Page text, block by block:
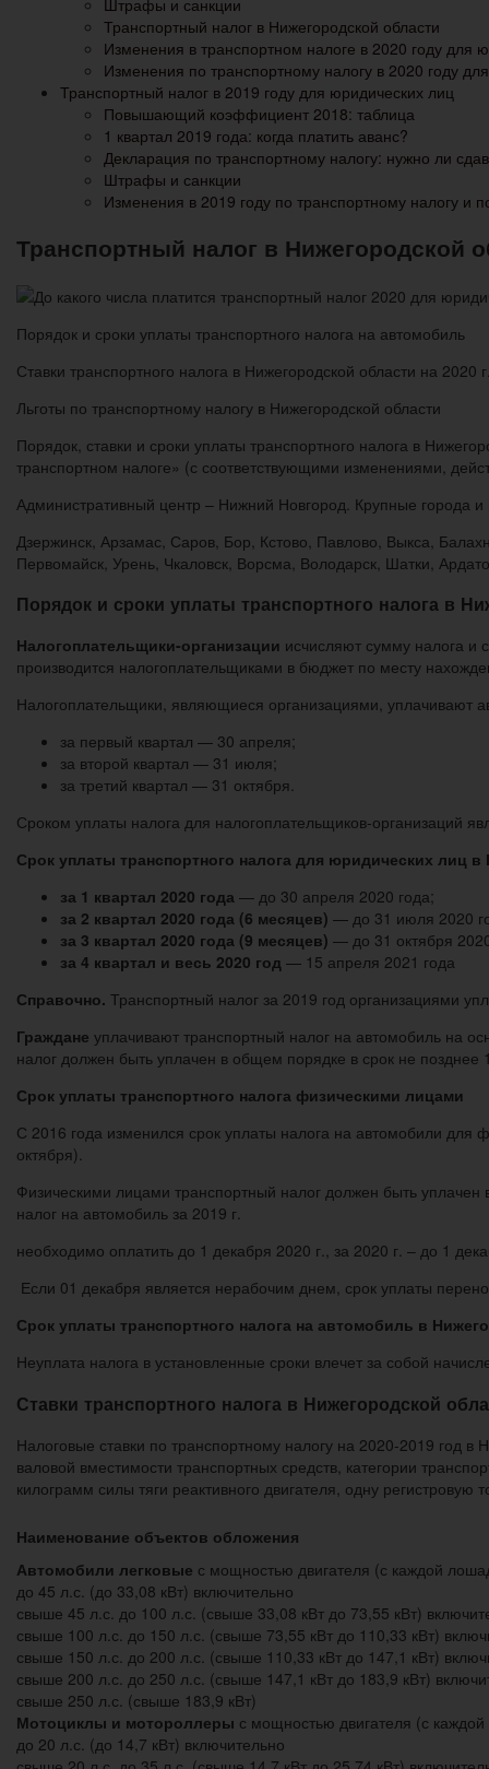
Транспортный налог в Нижегородской области
Изменения в транспортном налоге в 2020 году для
Изменения по транспортному налогу в 2020 году
Транспортный налог в 2019 году для юридических лиц
Повышающий коэффициент 2018: таблица
1 квартал 2019 года: когда платить аванс?
Декларация по транспортному налогу: нужно ли
Штрафы и санкции
Изменения в 2019 году по транспортному налогу и
Транспортный налог в Нижегородской
Порядок и сроки уплаты транспортного налога на автомобиль
Ставки транспортного налога в Нижегородской области на 2020
Льготы по транспортному налогу в Нижегородской области
Порядок, ставки и сроки уплаты транспортного налога в
транспортном налоге» (с соответствующими изменениями,
Административный центр – Нижний Новгород. Крупные города
Дзержинск, Арзамас, Саров, Бор, Кстово, Павлово, Выкса,
Первомайск, Урень, Чкаловск, Ворсма, Володарск, Шатки,
Порядок и сроки уплаты транспортного налога в
Налогоплательщики-организации исчисляют сумму налога и
производится налогоплательщиками в бюджет по месту
Налогоплательщики, являющиеся организациями, уплачивают
за первый квартал — 30 апреля;
за второй квартал — 31 июля;
за третий квартал — 31 октября.
Сроком уплаты налога для налогоплательщиков-организаций
Срок уплаты транспортного налога для юридических лиц
за 1 квартал 2020 года — до 30 апреля 2020 года;
за 2 квартал 2020 года (6 месяцев) — до 31 июля 2020
за 3 квартал 2020 года (9 месяцев) — до 31 октября
за 4 квартал и весь 2020 год — 15 апреля 2021 года
Справочно. Транспортный налог за 2019 год организациями
Граждане уплачивают транспортный налог на автомобиль на
налог должен быть уплачен в общем порядке в срок не
Срок уплаты транспортного налога физическими лицами
С 2016 года изменился срок уплаты налога на автомобили для
октября).
Физическими лицами транспортный налог должен быть
налог на автомобиль за 2019 г.
необходимо оплатить до 1 декабря 2020 г., за 2020 г. – до 1
Если 01 декабря является нерабочим днем, срок уплаты
Срок уплаты транспортного налога на автомобиль в
Неуплата налога в установленные сроки влечет за собой
Ставки транспортного налога в Нижегородской
Налоговые ставки по транспортному налогу на 2020-2019 год в
валовой вместимости транспортных средств, категории
килограмм силы тяги реактивного двигателя, одну
Наименование объектов обложения
Автомобили легковые с мощностью двигателя (с каждой
до 45 л.с. (до 33,08 кВт) включительно
свыше 45 л.с. до 100 л.с. (свыше 33,08 кВт до 73,55 кВт)
свыше 100 л.с. до 150 л.с. (свыше 73,55 кВт до 110,33 кВт)
свыше 150 л.с. до 200 л.с. (свыше 110,33 кВт до 147,1 кВт)
свыше 200 л.с. до 250 л.с. (свыше 147,1 кВт до 183,9 кВт)
свыше 250 л.с. (свыше 183,9 кВт)
Мотоциклы и мотороллеры с мощностью двигателя (с
до 20 л.с. (до 14,7 кВт) включительно